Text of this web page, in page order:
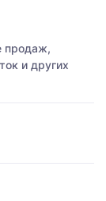
продаж,
и других